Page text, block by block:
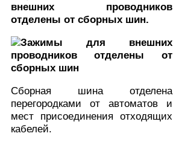
внешних проводников
отделены от сборных шин.
Сборная шина отделена
перегородками от автоматов и
мест присоединения отходящих
кабелей.